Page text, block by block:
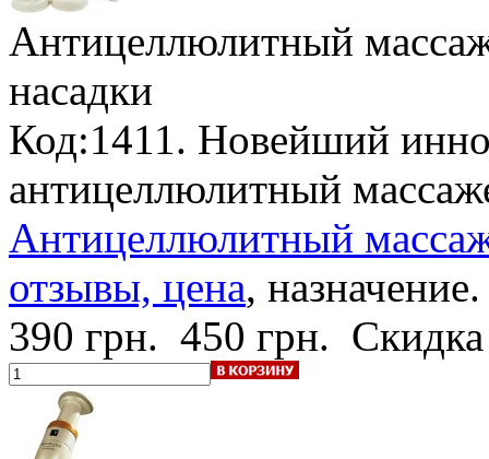
Антицеллюлитный
насадки
Код:1411. Новейший
антицеллюлитный
Антицеллюлитный
отзывы, цена, назначение.
390 грн. 450 грн.